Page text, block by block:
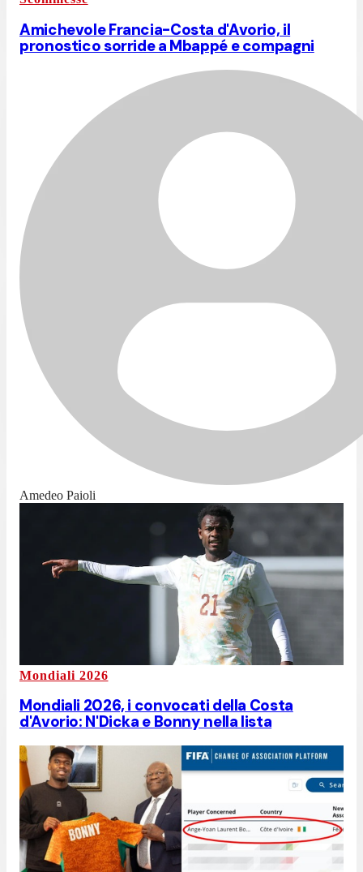
Amichevole Francia-Costa d'Avorio, il
pronostico sorride a Mbappé e compagni
Amedeo Paioli
Mondiali 2026
Mondiali 2026, i convocati della Costa
d'Avorio: N'Dicka e Bonny nella lista